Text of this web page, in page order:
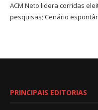
ACM Neto lidera corridas
pesquisas; Cenário
PRINCIPAIS EDITORIAS